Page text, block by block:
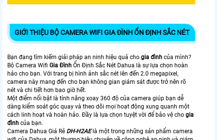
GIỚI THIỆU BỘ CAMERA WIFI GIA ĐÌNH ỔN ĐỊNH SẮC NÉT
Bạn đang tìm kiếm giải pháp an ninh hiệu quả cho gia đình của mình?
Bộ Camera Wifi Gia Đình Ổn Định Sắc Nét Dahua là sự lựa chọn hoàn
hảo cho bạn. Với trang bị hình ảnh sắc nét lên đến 2.0 megapixel,
camera này mang đến cho bạn không gian giám sát được trở nên rõ
nét và chi tiết hơn bao giờ hết.
Một điểm nổi bật là tính năng xoay 360 độ của camera giúp bạn dễ
dàng kiểm soát góc quay và theo dõi mọi hoạt động xung quanh một
cách linh hoạt và hoàn hảo. Đầy là lựa chọn tuyệt vời để bảo vệ cho gia
đình của bạn.
Camera Dahua Giá Rẻ DH-H2AElà một trong những sản phẩm camera